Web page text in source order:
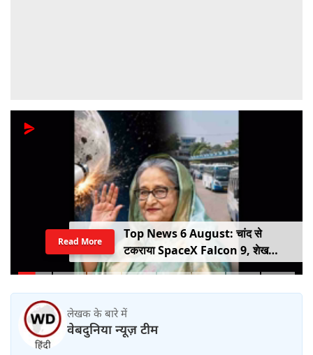
Top News 6 August: चांद से
टकराया SpaceX Falcon 9, शेख
हसीना की घर वापसी का ऐलान, MP में बस
Read More
लेखक के बारे में
वेबदुनिया न्यूज़ टीम